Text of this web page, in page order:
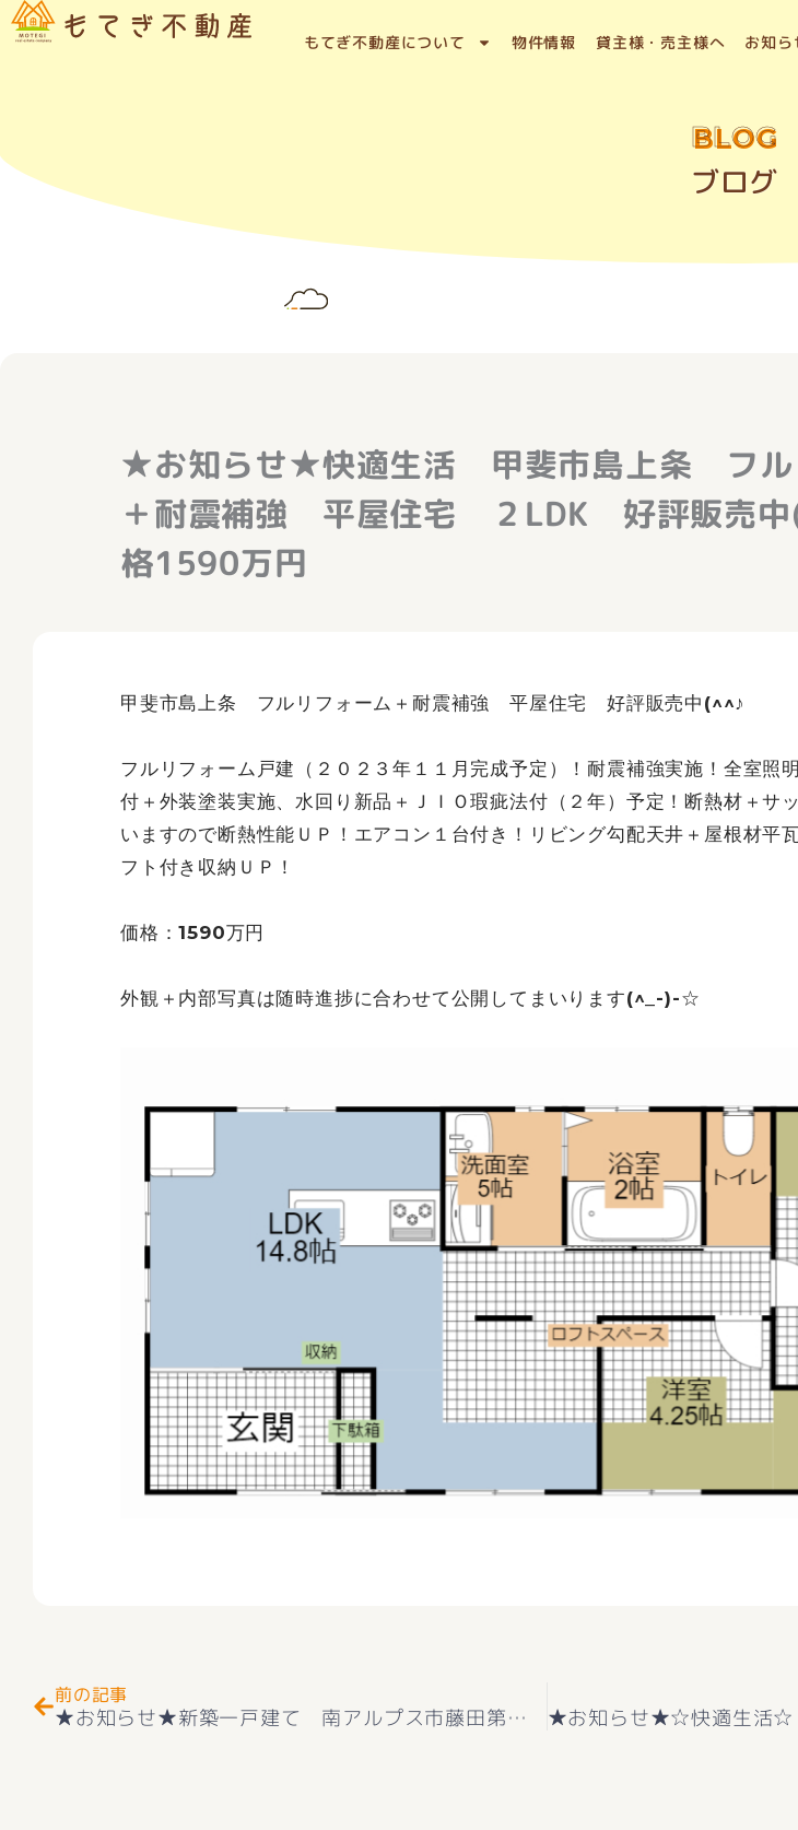
内
容
プ
もてぎ不動産について 物件情報 貸主様・売主様へ お知ら
BLOG
ブログ
★お知らせ★快適生活 甲斐市島上条 フル
＋耐震補強 平屋住宅 ２LDK 好評販売
格1590万円
甲斐市島上条 フルリフォーム＋耐震補強 平屋住宅 好評販売中(^^♪
フルリフォーム戸建（２０２３年１１月完成予定）！耐震補強実施！全室照
付＋外装塗装実施、水回り新品＋ＪＩＯ瑕疵法付（２年）予定！断熱材＋サ
いますので断熱性能ＵＰ！エアコン１台付き！リビング勾配天井＋屋根材平
フト付き収納ＵＰ！
価格：1590万円
外観＋内部写真は随時進捗に合わせて公開してまいります(^_-)-☆
前の記事
★お知らせ★新築一戸建て 南アルプス市藤田第６ 2階建 4ＬＤＫ 耐震等級3取得 ＋住宅性能評価付 2号2280万円 子育てエコホーム支援事業対象対象物件 好評販売中(^^♪